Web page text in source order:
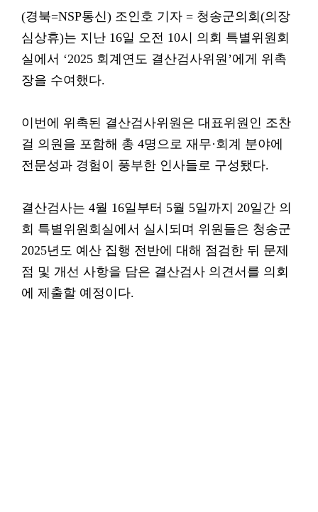
(경북=NSP통신) 조인호 기자 = 청송군의회(의장
심상휴)는 지난 16일 오전 10시 의회 특별위원회
실에서 ‘2025 회계연도 결산검사위원’에게 위촉
장을 수여했다.
이번에 위촉된 결산검사위원은 대표위원인 조찬
걸 의원을 포함해 총 4명으로 재무·회계 분야에
전문성과 경험이 풍부한 인사들로 구성됐다.
결산검사는 4월 16일부터 5월 5일까지 20일간 의
회 특별위원회실에서 실시되며 위원들은 청송군
2025년도 예산 집행 전반에 대해 점검한 뒤 문제
점 및 개선 사항을 담은 결산검사 의견서를 의회
에 제출할 예정이다.